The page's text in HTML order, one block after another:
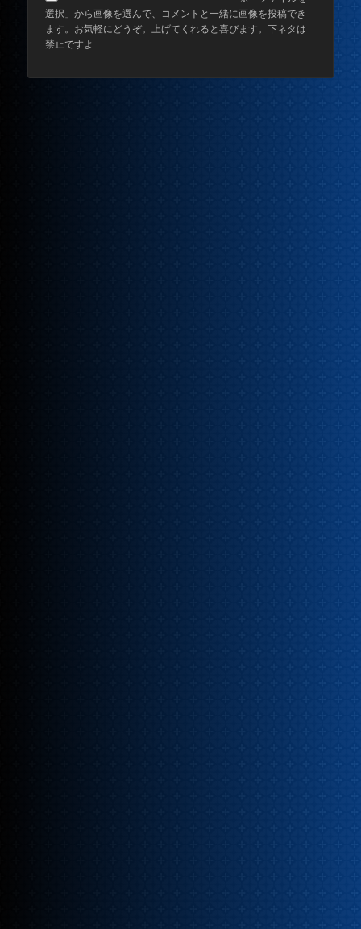
選択」から画像を選んで、コメントと一緒に画像を投稿でき
ます。お気軽にどうぞ。上げてくれると喜びます。下ネタは
禁止ですよ